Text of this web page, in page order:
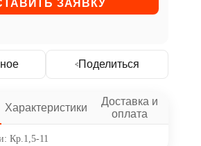
Поделиться
Характеристики
Доставка и
оплата
Кр.1,5-11